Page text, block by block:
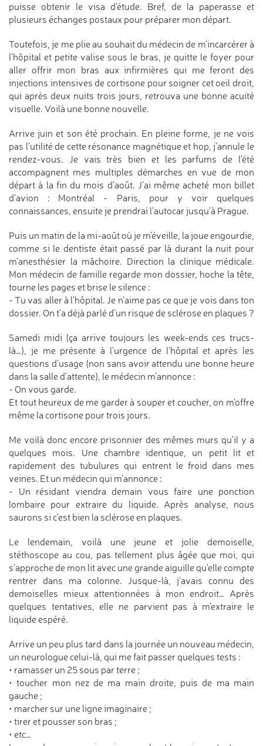
puisse obtenir le visa d'étude. Bref, de la paperasse et
plusieurs échanges postaux pour préparer mon départ.
Toutefois, je me plie au souhait du médecin de m'incarcérer à
l'hôpital et petite valise sous le bras, je quitte le foyer pour
aller offrir mon bras aux infirmières qui me feront des
injections intensives de cortisone pour soigner cet oeil droit,
qui après deux nuits trois jours, retrouva une bonne acuité
visuelle. Voilà une bonne nouvelle.
Arrive juin et son été prochain. En pleine forme, je ne vois
pas l'utilité de cette résonance magnétique et hop, j'annule le
rendez-vous. Je vais très bien et les parfums de l'été
accompagnent mes multiples démarches en vue de mon
départ à la fin du mois d'août. J'ai même acheté mon billet
d'avion : Montréal - Paris, pour y voir quelques
connaissances, ensuite je prendrai l'autocar jusqu'à Prague.
Puis un matin de la mi-août où je m'éveille, la joue engourdie,
comme si le dentiste était passé par là durant la nuit pour
m'anesthésier la mâchoire. Direction la clinique médicale.
Mon médecin de famille regarde mon dossier, hoche la tête,
tourne les pages et brise le silence :
- Tu vas aller à l'hôpital. Je n'aime pas ce que je vois dans ton
dossier. On t'a déjà parlé d'un risque de sclérose en plaques ?
Samedi midi (ça arrive toujours les week-ends ces trucs-
là…), je me présente à l'urgence de l'hôpital et après les
questions d'usage (non sans avoir attendu une bonne heure
dans la salle d'attente), le médecin m'annonce :
- On vous garde.
Et tout heureux de me garder à souper et coucher, on m'offre
même la cortisone pour trois jours.
Me voilà donc encore prisonnier des mêmes murs qu'il y a
quelques mois. Une chambre identique, un petit lit et
rapidement des tubulures qui entrent le froid dans mes
veines. Et un médecin qui m'annonce :
- Un résidant viendra demain vous faire une ponction
lombaire pour extraire du liquide. Après analyse, nous
saurons si c'est bien la sclérose en plaques.
Le lendemain, voilà une jeune et jolie demoiselle,
stéthoscope au cou, pas tellement plus âgée que moi, qui
s'approche de mon lit avec une grande aiguille qu'elle compte
rentrer dans ma colonne. Jusque-là, j'avais connu des
demoiselles mieux attentionnées à mon endroit… Après
quelques tentatives, elle ne parvient pas à m'extraire le
liquide espéré.
Arrive un peu plus tard dans la journée un nouveau médecin,
un neurologue celui-là, qui me fait passer quelques tests :
• ramasser un 25 sous par terre ;
• toucher mon nez de ma main droite, puis de ma main
gauche ;
• marcher sur une ligne imaginaire ;
• tirer et pousser son bras ;
• etc…